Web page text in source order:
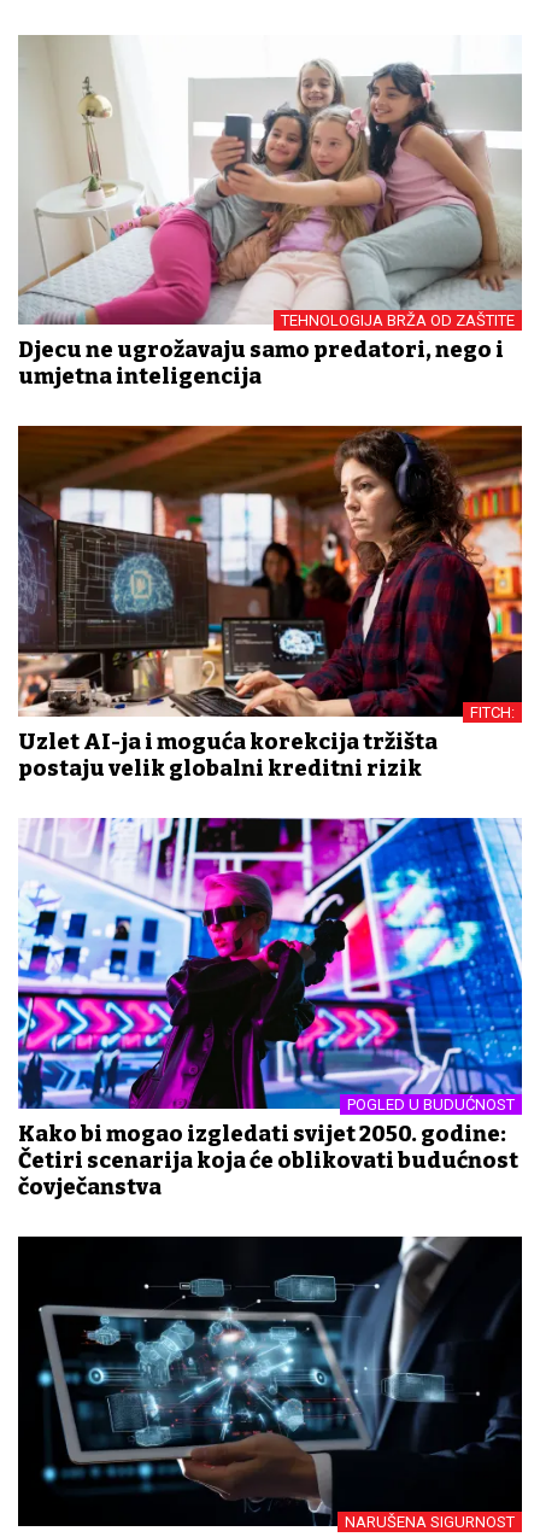
TEHNOLOGIJA BRŽA OD ZAŠTITE
Djecu ne ugrožavaju samo predatori, nego i
umjetna inteligencija
FITCH:
Uzlet AI-ja i moguća korekcija tržišta
postaju velik globalni kreditni rizik
POGLED U BUDUĆNOST
Kako bi mogao izgledati svijet 2050. godine:
Četiri scenarija koja će oblikovati budućnost
čovječanstva
NARUŠENA SIGURNOST